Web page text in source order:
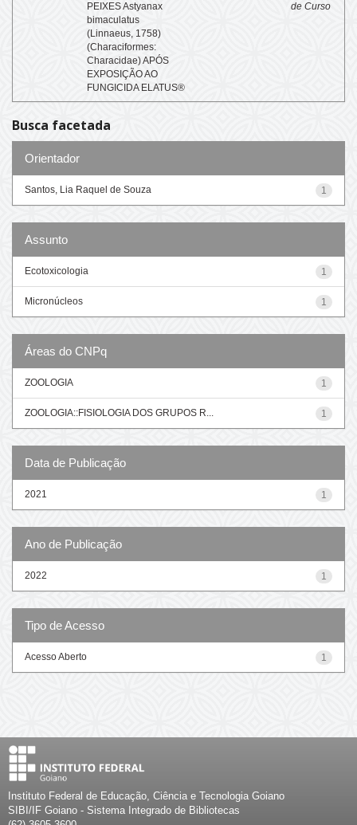
PEIXES Astyanax
bimaculatus
(Linnaeus, 1758)
(Characiformes:
Characidae) APÓS
EXPOSIÇÃO AO
FUNGICIDA ELATUS®
de Curso
Busca facetada
Orientador
1
Santos, Lia Raquel de Souza
Assunto
1
Ecotoxicologia
1
Micronúcleos
Áreas do CNPq
1
ZOOLOGIA
1
ZOOLOGIA::FISIOLOGIA DOS GRUPOS R...
Data de Publicação
1
2021
Ano de Publicação
1
2022
Tipo de Acesso
1
Acesso Aberto
Instituto Federal de Educação, Ciência e Tecnologia Goiano
SIBI/IF Goiano - Sistema Integrado de Bibliotecas